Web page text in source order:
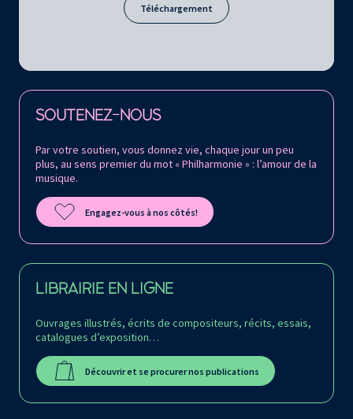
Téléchargement
SOUTENEZ-NOUS
Par votre soutien, vous donnez vie, chaque jour un peu
plus, au sens premier du mot « Philharmonie » : l’amour de la
musique.
Engagez-vous à nos côtés!
LIBRAIRIE EN LIGNE
Ouvrages illustrés, écrits de compositeurs, récits, essais,
catalogues d’exposition…
Découvrir et se procurer nos publications
Retrouvez la Philharmonie de Paris sur